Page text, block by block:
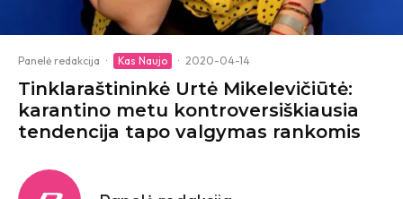
Panelė redakcija · Kas Naujo · 2020-04-14
Tinklaraštininkė Urtė Mikelevičiūtė:
karantino metu kontroversiškiausia
tendencija tapo valgymas rankomis